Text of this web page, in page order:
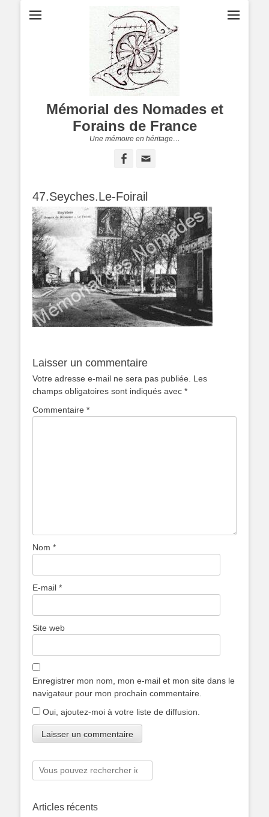
Mémorial des Nomades et
Forains de France
Une mémoire en héritage…
Facebook
47.Seyches.Le-Foirail
Laisser un commentaire
Votre adresse e-mail ne sera pas publiée.
Les
champs obligatoires sont indiqués avec *
Commentaire *
Nom *
E-mail *
Site web
Enregistrer mon nom, mon e-mail et mon site dans le
navigateur pour mon prochain commentaire.
Oui, ajoutez-moi à votre liste de diffusion.
Rechercher :
Articles récents